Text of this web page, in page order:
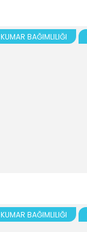
KUMAR BAĞIMLILIĞI
KUMAR BAĞIMLILIĞI